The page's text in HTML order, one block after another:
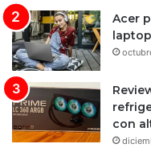
Acer
con